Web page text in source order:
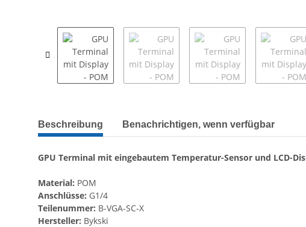
Beschreibung Benachrichtigen, wenn verfügbar
GPU Terminal mit eingebautem Temperatur-Sensor und LCD-
Material: POM
Anschlüsse: G1/4
Teilenummer: B-VGA-SC-X
Hersteller: Bykski